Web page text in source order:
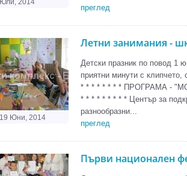
2014
преглед
Юни, 2014
Летни занимания -
Детски празник по повод 1
приятни минути с
* * * * * * * * ПРОГРАМА -
* * * * * * * * * Център за
разнообразни...
преглед
Първи национален